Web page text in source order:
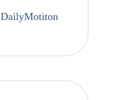
DailyMotiton